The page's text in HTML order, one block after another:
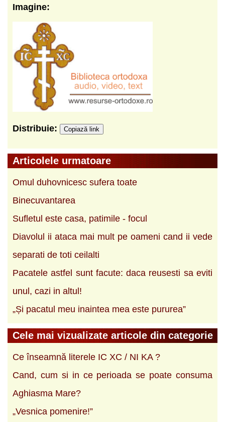
Imagine:
Distribuie: Copiază link
Articolele urmatoare
Omul duhovnicesc sufera toate
Binecuvantarea
Sufletul este casa, patimile - focul
Diavolul ii ataca mai mult pe oameni cand ii vede
separati de toti ceilalti
Pacatele astfel sunt facute: daca reusesti sa eviti
unul, cazi in altul!
„Și pacatul meu inaintea mea este pururea”
Cele mai vizualizate articole din categorie
Ce înseamnă literele IC XC / NI KA ?
Cand, cum si in ce perioada se poate consuma
Aghiasma Mare?
„Vesnica pomenire!”